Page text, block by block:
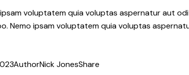
voluptatem quia voluptas aspernatur aut
Nemo ipsam voluptatem quia voluptas
AuthorNick JonesShare